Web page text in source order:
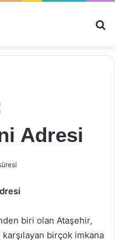
Adresi
biri olan Ataşehir,
birçok imkana